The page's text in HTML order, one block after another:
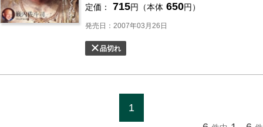
定価： 715円（本体 650円）
発売日：2007年03月26日
品切れ
1